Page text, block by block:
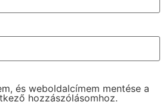
és weboldalcímem mentése a
hozzászólásomhoz.